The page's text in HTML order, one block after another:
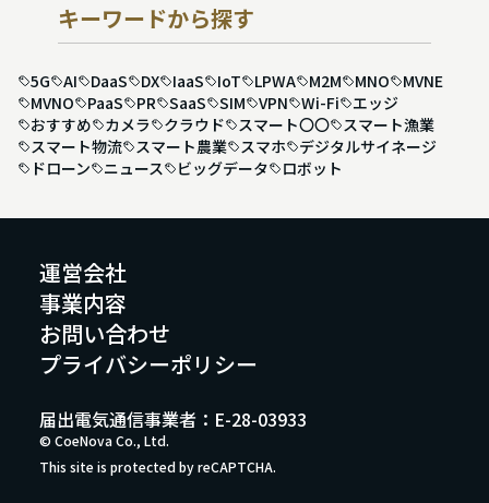
キーワードから探す
5G AI DaaS DX IaaS IoT LPWA M2M MNO
MVNE
MVNO
PaaS PR SaaS SIM VPN Wi-Fi
エッジ
おすすめ
カメラ クラウド スマート〇〇
スマート漁業
スマート物流
スマート農業 スマホ
デジタルサイネージ
ドローン
ニュース ビッグデータ ロボット
運営会社
事業内容
お問い合わせ
プライバシーポリシー
© CoeNova Co., Ltd.
This site is protected by reCAPTCHA.
届出電気通信事業者：E-28-03933